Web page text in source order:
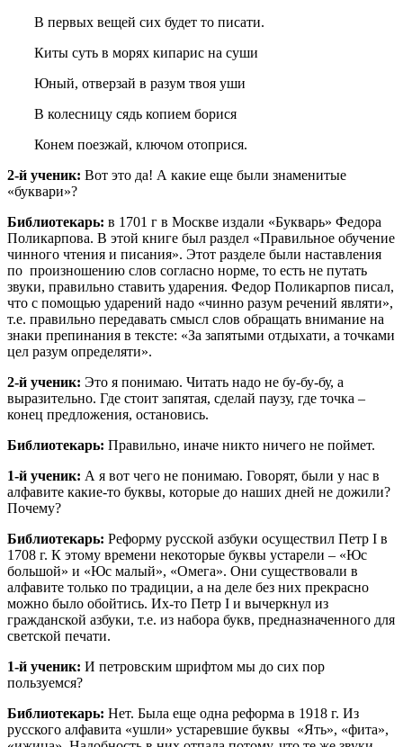
В первых вещей сих будет то писати.
Киты суть в морях кипарис на суши
Юный, отверзай в разум твоя уши
В колесницу сядь копием борися
Конем поезжай, ключом отоприся.
2-й ученик: Вот это да! А какие еще были знаменитые
«буквари»?
Библиотекарь: в 1701 г в Москве издали «Букварь» Федора
Поликарпова. В этой книге был раздел «Правильное обучение
чинного чтения и писания». Этот разделе были наставления
по произношению слов согласно норме, то есть не путать
звуки, правильно ставить ударения. Федор Поликарпов писал,
что с помощью ударений надо «чинно разум речений являти»,
т.е. правильно передавать смысл слов обращать внимание на
знаки препинания в тексте: «За запятыми отдыхати, а точками
цел разум определяти».
2-й ученик: Это я понимаю. Читать надо не бу-бу-бу, а
выразительно. Где стоит запятая, сделай паузу, где точка –
конец предложения, остановись.
Библиотекарь: Правильно, иначе никто ничего не поймет.
1-й ученик: А я вот чего не понимаю. Говорят, были у нас в
алфавите какие-то буквы, которые до наших дней не дожили?
Почему?
Библиотекарь: Реформу русской азбуки осуществил Петр I в
1708 г. К этому времени некоторые буквы устарели – «Юс
большой» и «Юс малый», «Омега». Они существовали в
алфавите только по традиции, а на деле без них прекрасно
можно было обойтись. Их-то Петр I и вычеркнул из
гражданской азбуки, т.е. из набора букв, предназначенного для
светской печати.
1-й ученик: И петровским шрифтом мы до сих пор
пользуемся?
Библиотекарь: Нет. Была еще одна реформа в 1918 г. Из
русского алфавита «ушли» устаревшие буквы «Ять», «фита»,